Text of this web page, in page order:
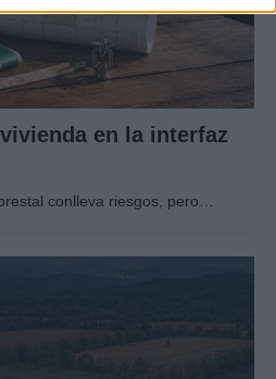
en la interfaz
conlleva riesgos, pero…